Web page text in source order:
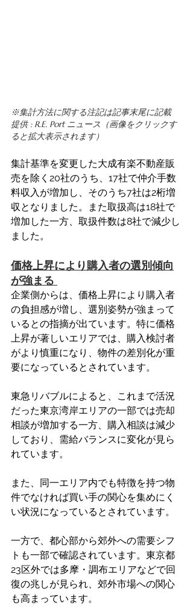
※集計方法に関する注記は記事末尾に記載
提供 : R.E. Port ニュース（画像をクリックす
ると拡大表示されます）
集計基準を変更した大成有楽不動産販
売を除く20社のうち、17社で仲介手数
料収入が増加し、そのうち7社は2桁増
収となりました。また取扱高は18社で
増加した一方、取扱件数は8社で減少し
ました。
価格上昇により購入者の選別傾向
が強まる
企業側からは、価格上昇により購入者
の負担感が増し、選別姿勢が強まって
いるとの指摘が出ています。特に価格
上昇が著しいエリアでは、購入検討者
がより慎重になり、物件の差別化が重
要になっているとされています。
東急リバブルによると、これまで活況
だった東京湾岸エリアの一部では売却
相談が増加する一方、購入相談は減少
しており、需給バランスに変化が見ら
れています。
また、同一エリア内でも特徴を持つ物
件でなければ買い手の関心を集めにく
い状況になっているとされています。
一方で、都心部から郊外への需要シフ
トも一部で確認されています。東京都
23区外では多摩・調布エリアなどで回
復の兆しが見られ、郊外市場への関心
も高まっています。